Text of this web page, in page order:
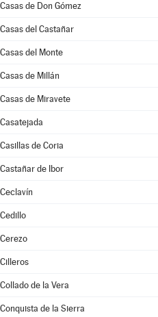
Casas de Don Gómez
Casas del Castañar
Casas del Monte
Casas de Millán
Casas de Miravete
Casatejada
Casillas de Coria
Castañar de Ibor
Ceclavín
Cedillo
Cerezo
Cilleros
Collado de la Vera
Conquista de la Sierra